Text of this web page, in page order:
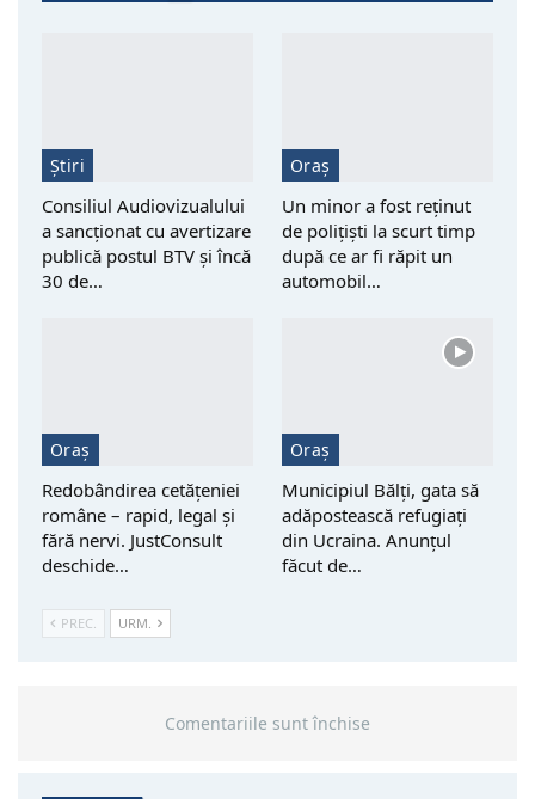
Știri
Consiliul Audiovizualului
a sancționat cu avertizare
publică postul BTV și încă
30 de…
Oraș
Un minor a fost reţinut
de polițiști la scurt timp
după ce ar fi răpit un
automobil…
Oraș
Redobândirea cetățeniei
române – rapid, legal și
fără nervi. JustConsult
deschide…
Oraș
Municipiul Bălți, gata să
adăpostească refugiați
din Ucraina. Anunțul
făcut de…
PREC. URM.
Comentariile sunt închise